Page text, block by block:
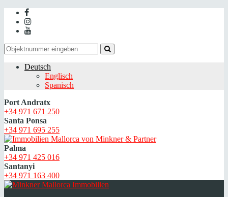
Deutsch
Englisch
Spanisch
Port Andratx
+34 971 671 250
Santa Ponsa
+34 971 695 255
Palma
+34 971 425 016
Santanyi
+34 971 163 400